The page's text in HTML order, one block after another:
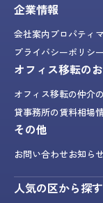
企業情報
会社案内プロパティ
プライバシーポリシー
オフィス移転の
オフィス移転の仲介
貸事務所の賃料相場
その他
お問い合わせお知らせ
人気の区から探す